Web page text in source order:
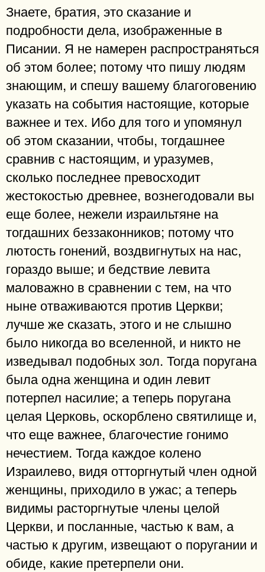
Знаете, братия, это сказание и
подробности дела, изображенные в
Писании. Я не намерен распространяться
об этом более; потому что пишу людям
знающим, и спешу вашему благоговению
указать на события настоящие, которые
важнее и тех. Ибо для того и упомянул
об этом сказании, чтобы, тогдашнее
сравнив с настоящим, и уразумев,
сколько последнее превосходит
жестокостью древнее, вознегодовали вы
еще более, нежели израильтяне на
тогдашних беззаконников; потому что
лютость гонений, воздвигнутых на нас,
гораздо выше; и бедствие левита
маловажно в сравнении с тем, на что
ныне отваживаются против Церкви;
лучше же сказать, этого и не слышно
было никогда во вселенной, и никто не
изведывал подобных зол. Тогда поругана
была одна женщина и один левит
потерпел насилие; а теперь поругана
целая Церковь, оскорблено святилище и,
что еще важнее, благочестие гонимо
нечестием. Тогда каждое колено
Израилево, видя отторгнутый член одной
женщины, приходило в ужас; а теперь
видимы расторгнутые члены целой
Церкви, и посланные, частью к вам, а
частью к другим, извещают о поругании и
обиде, какие претерпели они.